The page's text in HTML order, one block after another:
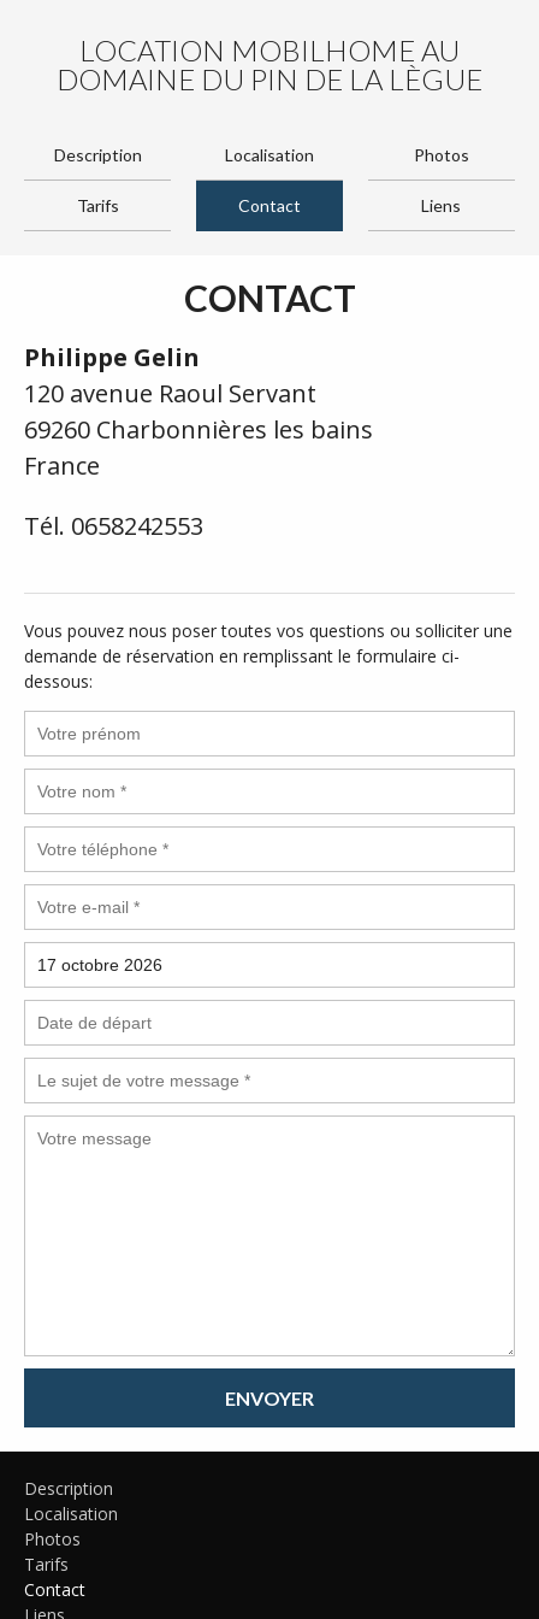
LOCATION MOBILHOME AU
DOMAINE DU PIN DE LA LÈGUE
Description Localisation Photos
Tarifs Contact Liens
CONTACT
Philippe Gelin
120 avenue Raoul Servant
69260 Charbonnières les bains
France
Tél. 0658242553
Vous pouvez nous poser toutes vos questions ou solliciter une
demande de réservation en remplissant le formulaire ci-
dessous:
ENVOYER
Description
Localisation
Photos
Tarifs
Contact